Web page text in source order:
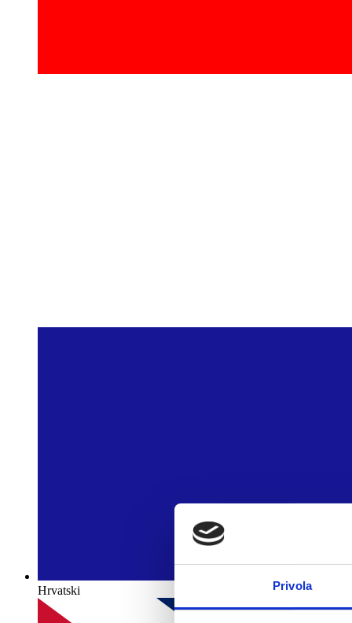
Privola
Hrvatski